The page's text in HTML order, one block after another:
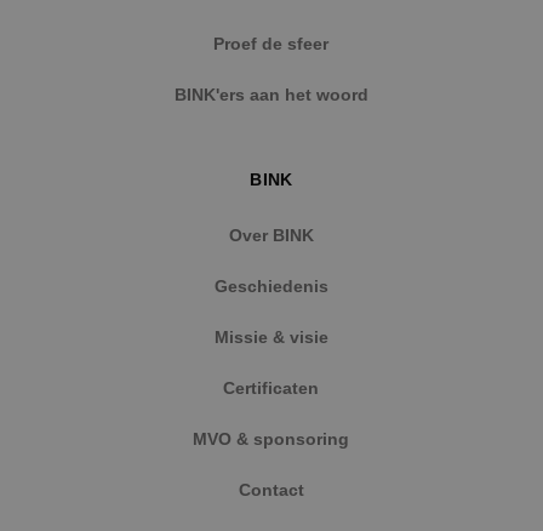
Proef de sfeer
BINK'ers aan het woord
BINK
Over BINK
Geschiedenis
Missie & visie
Certificaten
MVO & sponsoring
Contact
Strikt noodzakelijke cookies maken de
website kan niet goed worden gebruikt zonder de